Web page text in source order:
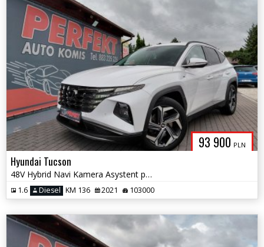
93 900 PLN
Hyundai Tucson
48V Hybrid Navi Kamera Asystent pasa
1.6 Diesel KM 136 2021 103000